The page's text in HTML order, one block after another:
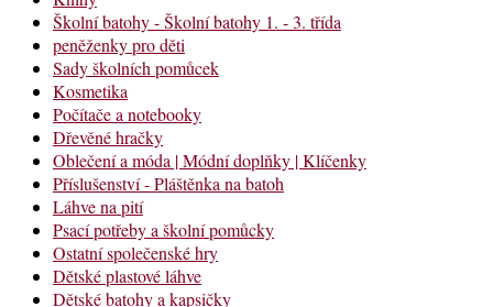
Školní batohy - Školní batohy 1. - 3. třída
peněženky pro děti
Sady školních pomůcek
Kosmetika
Počítače a notebooky
Dřevěné hračky
Oblečení a móda | Módní doplňky | Klíčenky
Příslušenství - Pláštěnka na batoh
Láhve na pití
Psací potřeby a školní pomůcky
Ostatní společenské hry
Dětské plastové láhve
Dětské batohy a kapsičky